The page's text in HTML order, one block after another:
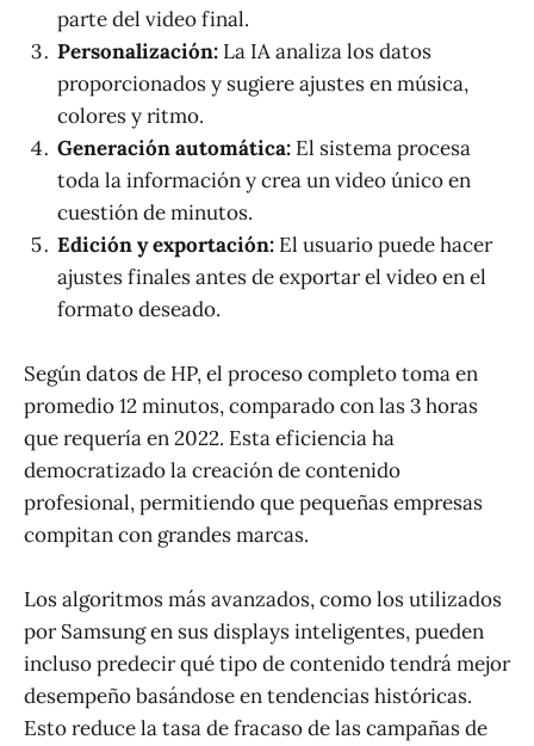
parte del video final.
Personalización: La IA analiza los datos
proporcionados y sugiere ajustes en música,
colores y ritmo.
Generación automática: El sistema procesa
toda la información y crea un video único en
cuestión de minutos.
Edición y exportación: El usuario puede hacer
ajustes finales antes de exportar el video en el
formato deseado.
Según datos de HP, el proceso completo toma en
promedio 12 minutos, comparado con las 3 horas
que requería en 2022. Esta eficiencia ha
democratizado la creación de contenido
profesional, permitiendo que pequeñas empresas
compitan con grandes marcas.
Los algoritmos más avanzados, como los utilizados
por Samsung en sus displays inteligentes, pueden
incluso predecir qué tipo de contenido tendrá mejor
desempeño basándose en tendencias históricas.
Esto reduce la tasa de fracaso de las campañas de